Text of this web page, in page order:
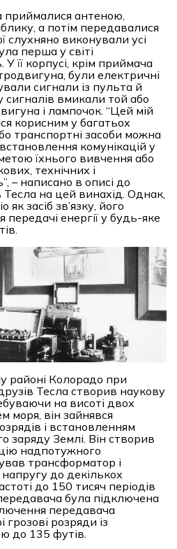
приймалися антеною,
а потім передавалися
слухняно виконували усі
перша у світі
її корпусі, крім приймача
були електричні
сигнали із пульта й
сигналів вмикали той або
і лампочок. “Цей мій
корисним у багатьох
транспортні засоби можна
комунікацій у
їхнього вивчення або
технічних і
– написано в описі до
на цей винахід. Однак,
як засіб зв’язку, його
передачі енергії у будь-яке
районі Колорадо при
Тесла створив наукову
на висоті двох
моря, він зайнявся
і встановленням
заряду Землі. Він створив
надпотужного
трансформатор і
до декількох
до 150 тисяч періодів
була підключена
передавача
розряди із
до 135 футів.